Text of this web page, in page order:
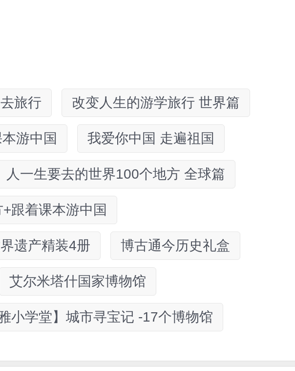
旅行 改变人生的游学旅行 世界篇
游中国 我爱你中国 走遍祖国
人一生要去的世界100个地方 全球篇
跟着课本游中国
遗产精装4册 博古通今历史礼盒
艾尔米塔什国家博物馆
小学堂】城市寻宝记 -17个博物馆